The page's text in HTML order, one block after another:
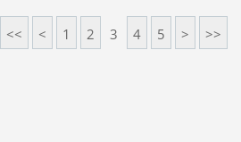
<< < 1 2 3 4 5 > >>